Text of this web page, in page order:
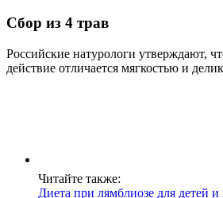
Сбор из 4 трав
Российские натурологи утверждают,
действие отличается мягкостью и
Читайте также:
Диета при лямблиозе для детей